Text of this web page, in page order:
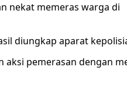
nekat memeras warga di
diungkap aparat
pemerasan dengan